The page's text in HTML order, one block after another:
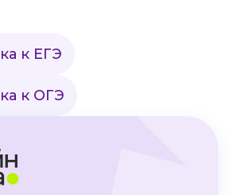
к ЕГЭ
к ОГЭ